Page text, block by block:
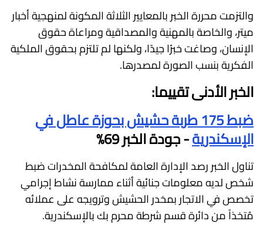
والتزمت محررة الخبر بالمعايير الثلاثة المكونة لمنهجية أخبار
ميتر، والخاصة بالمهنية والمصداقية ومراعاة حقوق
الإنسان، وصاغت خبرُا جيدًا، ولكنها لم تلتزم بحقوق الملكية
الفكرية بنسب الصورة لمصدرها.
الخبر الأدنى تقييما:
ضبط 175 طربة حشيش بحوزة عاطل في
الإسكندرية- جودة الخبر 69%
تناول الخبر رصد الإدارة العامة لمكافحة المخدرات ضبط
شخص لديه معلومات جنائية أثناء ممارسة نشاط إجرامي
تخصص في الاتجار بمخدر الحشيش وترويجه على عملائه
مُتخذاً من دائرة قسم شرطة محرم بك بالإسكندرية.